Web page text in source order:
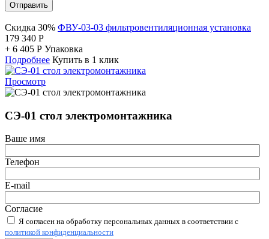
Отправить
Скидка 30% ФВУ-03-03 фильтровентиляционная установка
179 340 Р
+ 6 405 Р Упаковка
Подробнее Купить в 1 клик
Просмотр
СЭ-01 стол электромонтажника
Ваше имя
Телефон
E-mail
Согласие
Я согласен на обработку персональных данных в соответствии с
политикой конфиденциальности